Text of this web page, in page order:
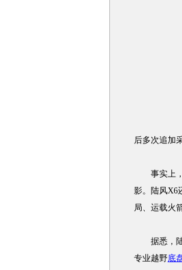
后多次追加
事实上，
影。陆风X6
局、运载火
据悉，陆
专业越野底